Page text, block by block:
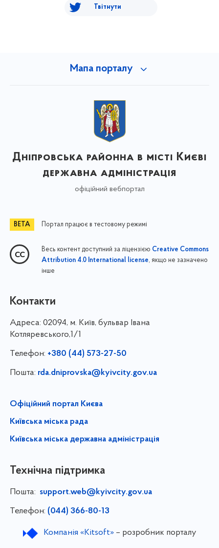
Твітнути
Мапа порталу
Дніпровська районна в місті Києві
державна адміністрація
офіційний вебпортал
Портал працює в тестовому режимі
Весь контент доступний за ліцензією Creative Commons
Attribution 4.0 International license, якщо не зазначено
інше
Контакти
Адреса: 02094, м. Київ, бульвар Івана
Котляревського,1/1
Телефон: +380 (44) 573-27-50
Пошта: rda.dniprovska@kyivcity.gov.ua
Офіційний портал Києва
Київська міська рада
Київська міська державна адміністрація
Технічна підтримка
Пошта: support.web@kyivcity.gov.ua
Телефон: (044) 366-80-13
Компанія «Kitsoft»– розробник порталу